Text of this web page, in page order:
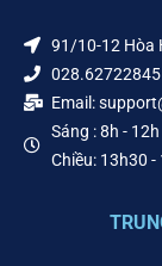
91/10-12 Hòa
028.62722845
Email:
Sáng : 8h - 12h
Chiều: 13h30 -